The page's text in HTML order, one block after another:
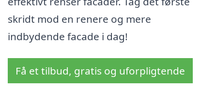
skridt mod en renere og mere
indbydende facade i dag!
Få et tilbud, gratis og uforpligtende